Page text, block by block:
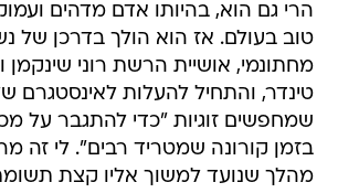
הרי גם הוא, בהיותו אדם מדהים
טוב בעולם. אז הוא הולך בדרכן של
מחתונמי, אושיית הרשת רוני שינקמן
טינדר, והתחיל להעלות לאינסטגרם
שמחפשים זוגיות "כדי להתגבר על
בזמן קורונה שמטריד רבים". לי זה
מהלך שנועד למשוך אליו קצת